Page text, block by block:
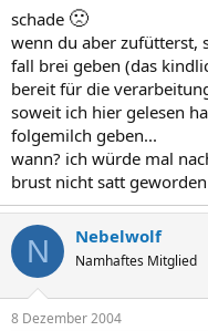
schade 🙁
wenn du aber zufütterst,
fall brei geben (das
bereit für die
soweit ich hier gelesen
folgemilch geben...
wann? ich würde mal
brust nicht satt
N Nebelwolf
Namhaftes Mitglied
8 Dezember 2004